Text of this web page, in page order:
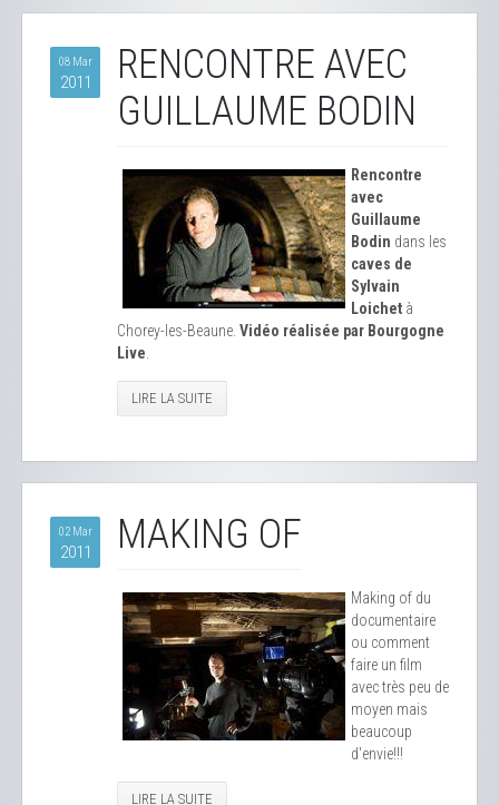
08 Mar
2011
RENCONTRE AVEC
GUILLAUME BODIN
Rencontre
avec
Guillaume
Bodin dans les
caves de
Sylvain
Loichet à
Chorey-les-Beaune. Vidéo réalisée par Bourgogne
Live
LIRE LA SUITE
02 Mar
2011 MAKING OF
Making of du
documentaire
ou comment
faire un film
avec très peu de
moyen mais
beaucoup
d'envie!!!
LIRE LA SUITE